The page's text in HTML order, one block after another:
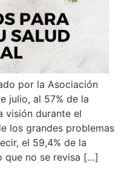
por la Asociación
julio, al 57% de la
visión durante el
los grandes problemas
el 59,4% de la
que no se revisa […]